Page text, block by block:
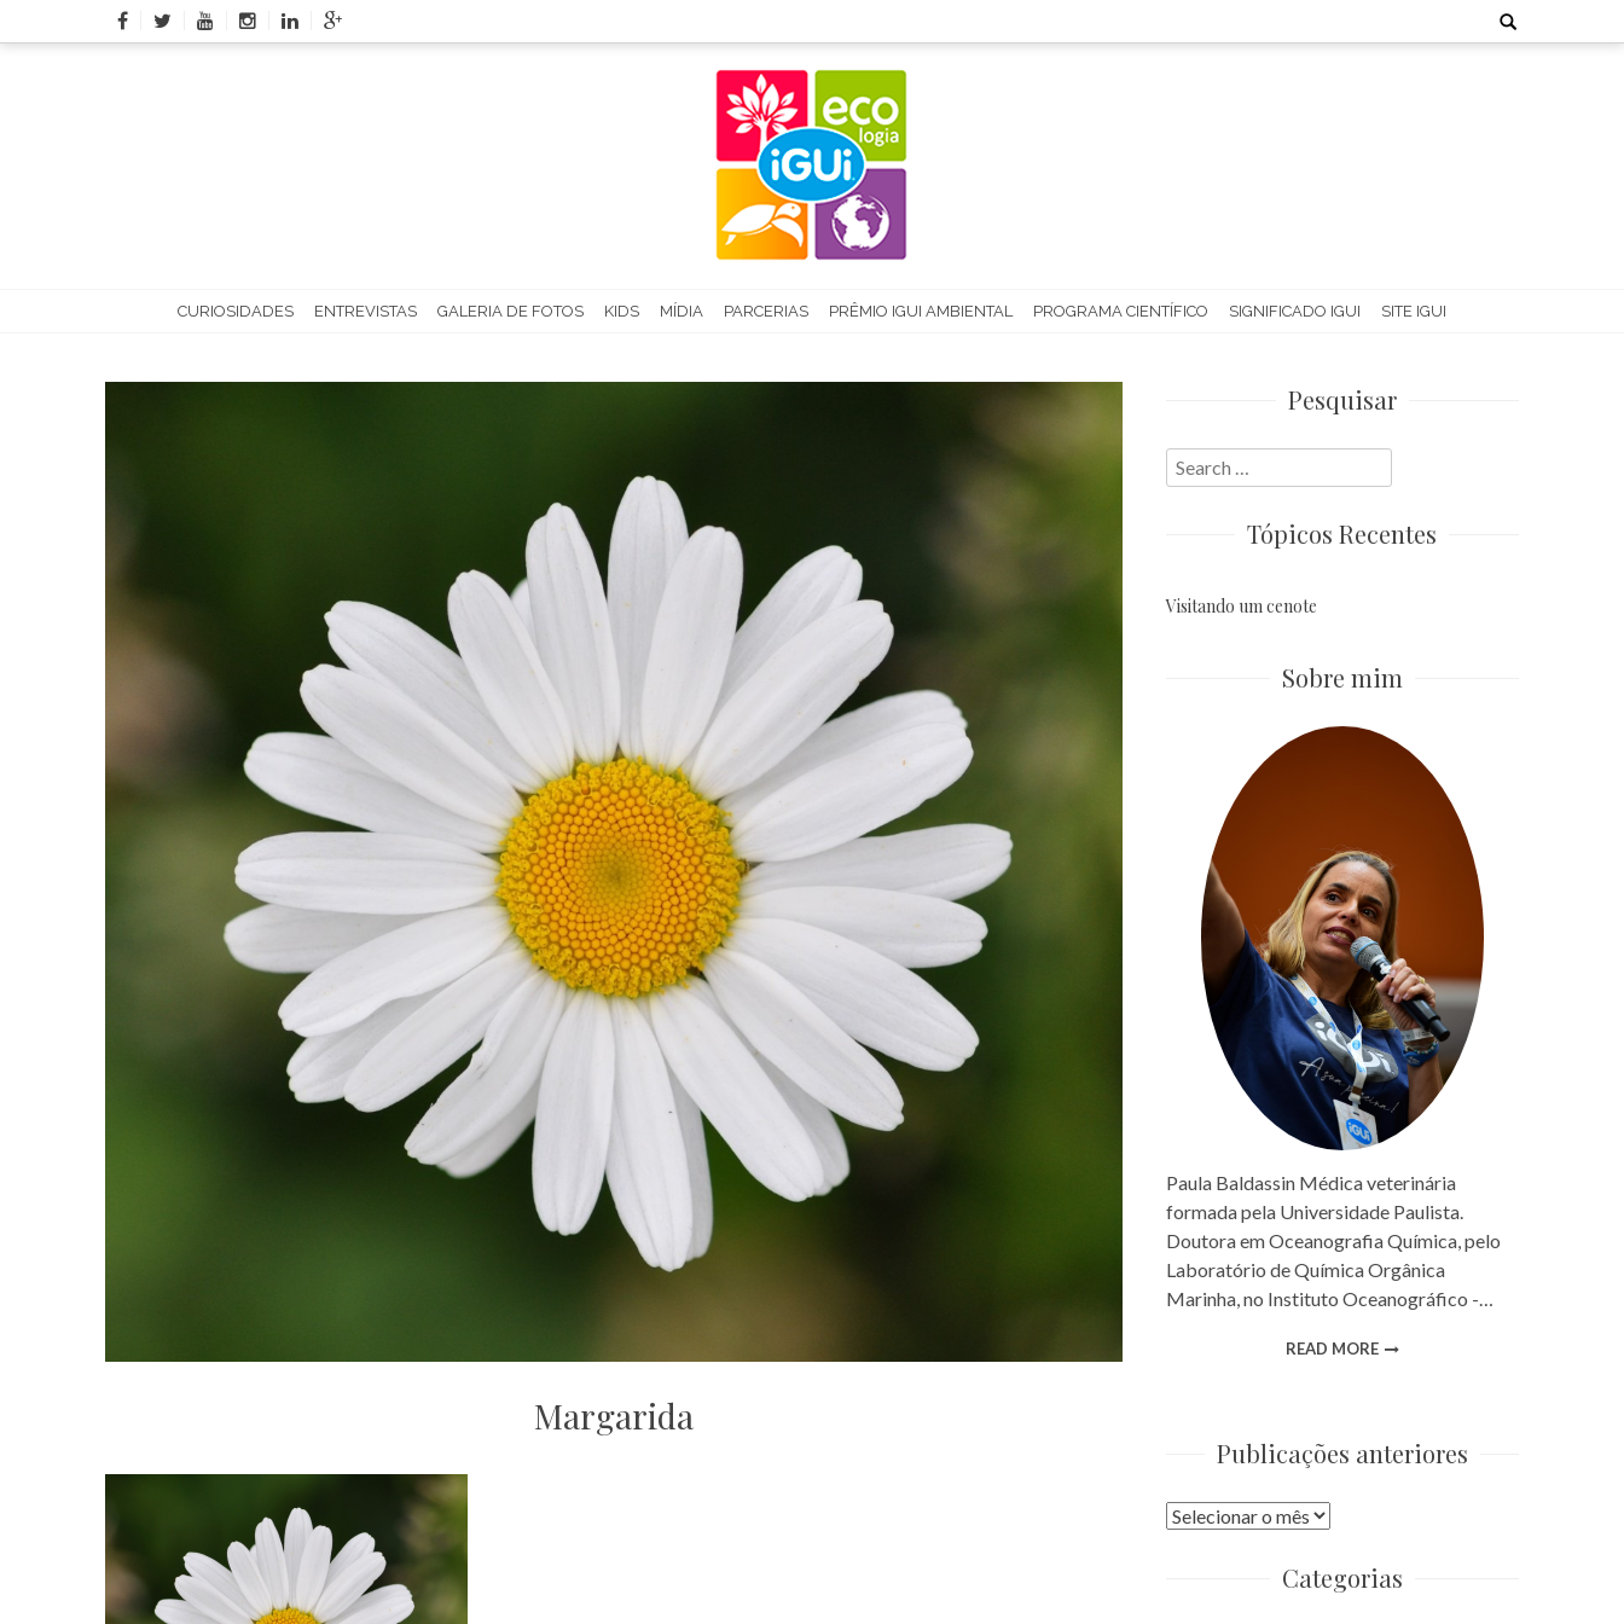
to
Search
for:
CURIOSIDADES ENTREVISTAS GALERIA DE FOTOS KIDS MÍDIA PARCERIAS PRÊMIO IGUI AMBIENTAL PROGRAMA CIENTÍFICO SIGNIFICADO IGUI SITE IGUI
Margarida
Pesquisar
Search
for:
Tópicos Recentes
Visitando um cenote
Sobre mim
Paula Baldassin Médica veterinária
formada pela Universidade Paulista.
Doutora em Oceanografia Química, pelo
Laboratório de Química Orgânica
Marinha, no Instituto Oceanográfico -…
READ MORE
Publicações anteriores
Publicações
Categorias